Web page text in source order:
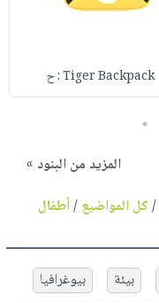
Tiger Backpack : ح
5
المزيد من البنود »
/كل المواضيع/أطفال
بيئة
بيوغرافيا